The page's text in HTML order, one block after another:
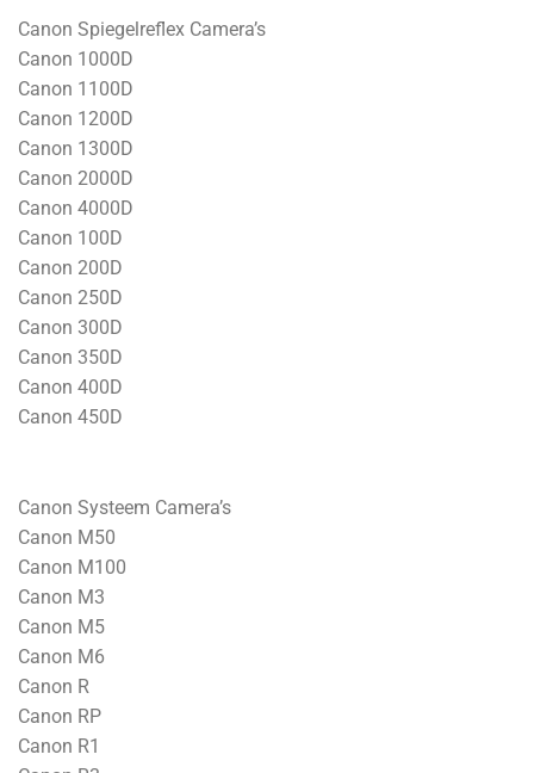
Canon Spiegelreflex Camera’s
Canon 1000D
Canon 1100D
Canon 1200D
Canon 1300D
Canon 2000D
Canon 4000D
Canon 100D
Canon 200D
Canon 250D
Canon 300D
Canon 350D
Canon 400D
Canon 450D
Canon Systeem Camera’s
Canon M50
Canon M100
Canon M3
Canon M5
Canon M6
Canon R
Canon RP
Canon R1